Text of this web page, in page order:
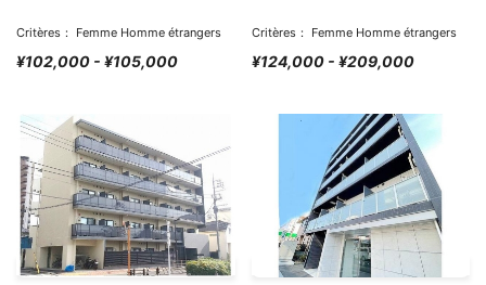
Critères： Femme Homme étrangers
¥102,000 - ¥105,000
Critères： Femme Homme étrangers
¥124,000 - ¥209,000